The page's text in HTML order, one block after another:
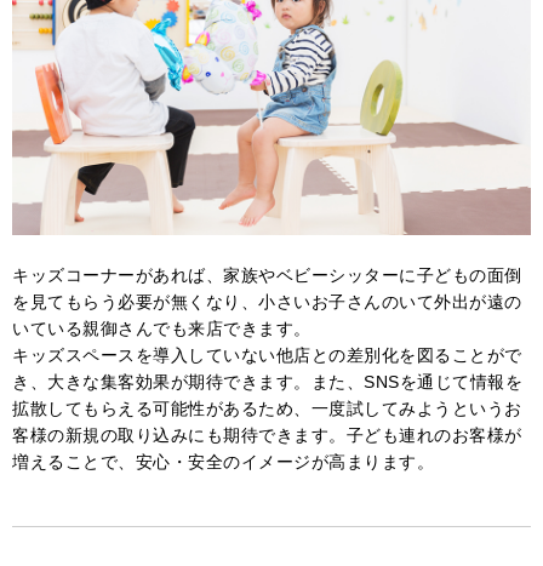
キッズコーナーがあれば、家族やベビーシッターに子どもの面倒
を見てもらう必要が無くなり、小さいお子さんのいて外出が遠の
いている親御さんでも来店できます。
キッズスペースを導入していない他店との差別化を図ることがで
き、大きな集客効果が期待できます。また、SNSを通じて情報を
拡散してもらえる可能性があるため、一度試してみようというお
客様の新規の取り込みにも期待できます。子ども連れのお客様が
増えることで、安心・安全のイメージが高まります。